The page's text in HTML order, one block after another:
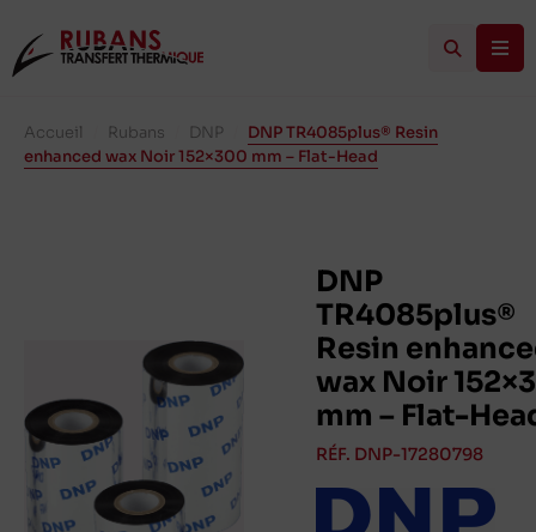
Accueil Rubans DNP
DNP TR4085plus® Resin
enhanced wax Noir 152×300 mm – Flat-Head
DNP
TR4085plus®
Resin
wax Noir
mm – Flat-
RÉF. DNP-17280798